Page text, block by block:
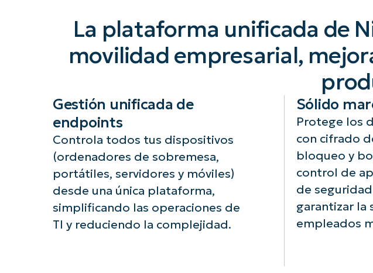
La plataforma unificada de
movilidad empresarial,
Gestión unificada de
endpoints
Controla todos tus dispositivos
(ordenadores de sobremesa,
portátiles, servidores y móviles)
desde una única plataforma,
simplificando las operaciones de
TI y reduciendo la complejidad.
Sólido
Protege los
con cifrado
bloqueo y
control de
de
garantizar la
empleados